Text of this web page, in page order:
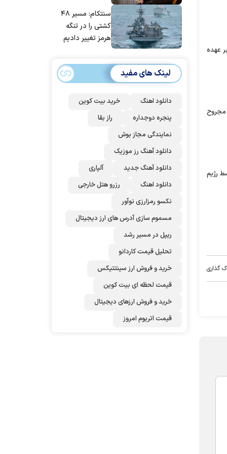
عهده
مجروح
نوار غزه طی ۹۶ ساعت گذشته توسط رژیم
گذاری
مردم ایران استسنتکام: مسیر ۴۸
کشتی را در تنگه
هرمز تغییر دادیم
لینک های مفید
دانلود اهنگ
خرید بیت کوین
پنجره دوجداره
راز بقا
نمایندگی مجاز بوش
دانلود آهنگ رز‌ موزیک
دانلود آهنگ جدید
آلپاری
دانلود اهنگ
رزرو هتل خارجی
نکسو رمزارزی نوآور
مسموم سازی آدرس های ارز دیجیتال
ریپل در مسیر رشد
تحلیل قیمت کاردانو
خرید و فروش ارز سینتتیکس
قیمت لحظه ای بیت کوین
خرید و فروش ارزهای دیجیتال
قیمت اتریوم امروز